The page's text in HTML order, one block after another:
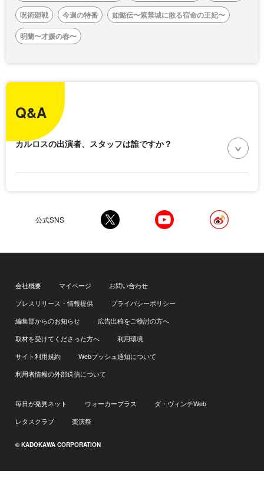
呪術廻戦
今週の特番
如懿伝〜紫禁城に散る宿命の王妃〜
明蘭〜才媛の春〜
Q&A
カルロスの出演者、スタッフは誰ですか？
公式SNS
会社概要 マイページ
お問い合わせ
プレスリリース・情報提供
プライバシーポリシー
編集部からのお知らせ
広告出稿をご検討の方へ
取材を受けてくださった方へ
利用環境
サイト利用規約
Webプッシュ通知について
利用者情報の外部送信について
毎日が発見ネット ウォーカープラス
ダ・ヴィンチWeb
レタスクラブ
楽演祭
© KADOKAWA CORPORATION